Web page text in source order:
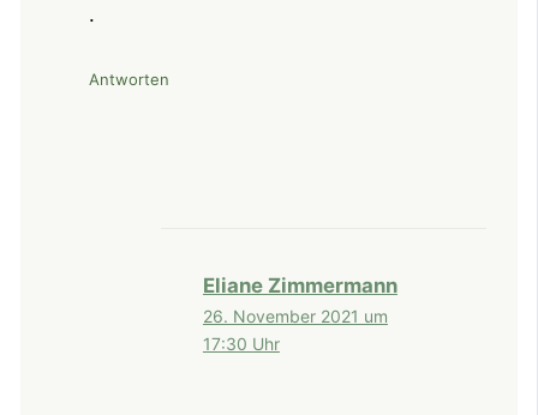
.
Antworten
Eliane Zimmermann
26. November 2021 um
17:30 Uhr